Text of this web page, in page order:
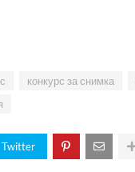
конкурс за снимка
Twitter